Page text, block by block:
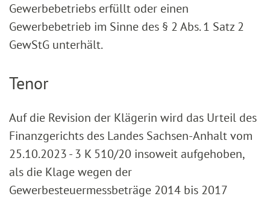
Gewerbebetriebs erfüllt oder einen
Gewerbebetrieb im Sinne des § 2 Abs. 1 Satz 2
GewStG unterhält.
Tenor
Auf die Revision der Klägerin wird das Urteil des
Finanzgerichts des Landes Sachsen-Anhalt vom
25.10.2023 - 3 K 510/20 insoweit aufgehoben,
als die Klage wegen der
Gewerbesteuermessbeträge 2014 bis 2017